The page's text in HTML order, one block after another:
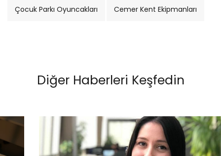
Çocuk Parkı Oyuncakları Cemer Kent Ekipmanları
Diğer Haberleri Keşfedin